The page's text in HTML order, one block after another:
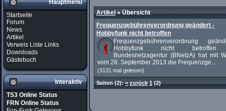
Hauptmenü
Startseite
Forum
News
Artikel
Verweis Liste Links
Downloads
Gästebuch
Interaktiv
TS3 Online Status
FRN Online Status
Artikel»Übersicht
Frequenzgebührenverordnung geändert -
Hobbyfunk nicht betroffen
Frequenzgebührenverordnung
Hobbyfunk nicht
Bundesnetzagentur (BNetzA) hat mit
vom 28. September 2013 die Frequenzge...
(3131 mal gelesen)
Seiten(2):< zurück 1 (2)